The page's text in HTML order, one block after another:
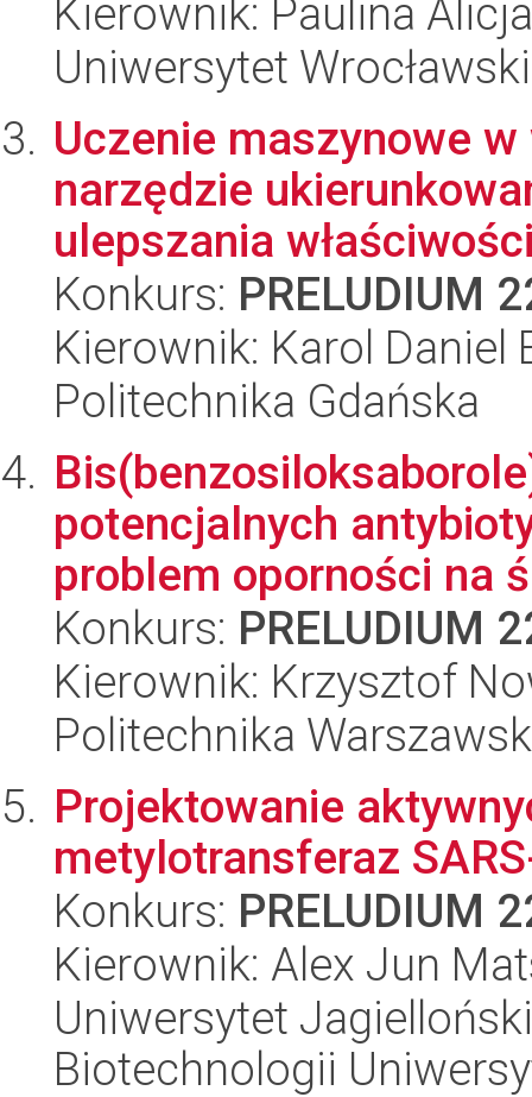
Kierownik: Paulina
Uniwersytet
Uczenie maszynowe
narzędzie
ulepszania
Konkurs: PRELUDIUM
Kierownik: Karol Daniel
Politechnika Gdańska
potencjalnych
problem oporności na
Konkurs: PRELUDIUM
Kierownik: Krzysztof
Politechnika
Projektowanie
metylotransferaz
Konkurs: PRELUDIUM
Kierownik: Alex Jun
Uniwersytet
Biotechnologii